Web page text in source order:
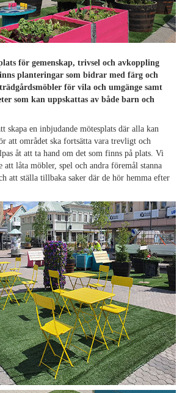
för gemenskap, trivsel och avkoppling
planteringar som bidrar med färg och
för vila och umgänge samt
som kan uppskattas av både barn och
skapa en inbjudande mötesplats där alla kan
att området ska fortsätta vara trevligt och
åt att ta hand om det som finns på plats. Vi
att låta möbler, spel och andra föremål stanna
att ställa tillbaka saker där de hör hemma efter